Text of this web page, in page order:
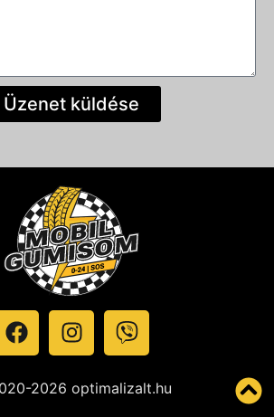
Üzenet küldése
2026 optimalizalt.hu